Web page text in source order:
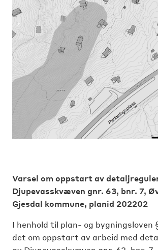
Varsel om oppstart av
Djupevasskvæven gnr. 63, bnr. 7,
Gjesdal kommune, planid 202202
I henhold til plan- og bygningsloven
det om oppstart av arbeid med